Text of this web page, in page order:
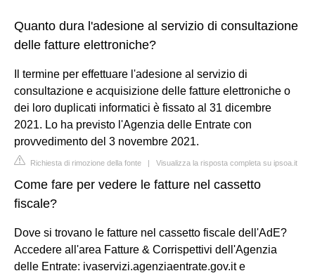
Quanto dura l'adesione al servizio di consultazione
delle fatture elettroniche?
Il termine per effettuare l'adesione al servizio di
consultazione e acquisizione delle fatture elettroniche o
dei loro duplicati informatici è fissato al 31 dicembre
2021. Lo ha previsto l'Agenzia delle Entrate con
provvedimento del 3 novembre 2021.
Richiesta di rimozione della fonte | Visualizza la risposta completa su ipsoa.it
Come fare per vedere le fatture nel cassetto
fiscale?
Dove si trovano le fatture nel cassetto fiscale dell'AdE?
Accedere all'area Fatture & Corrispettivi dell'Agenzia
delle Entrate: ivaservizi.agenziaentrate.gov.it e